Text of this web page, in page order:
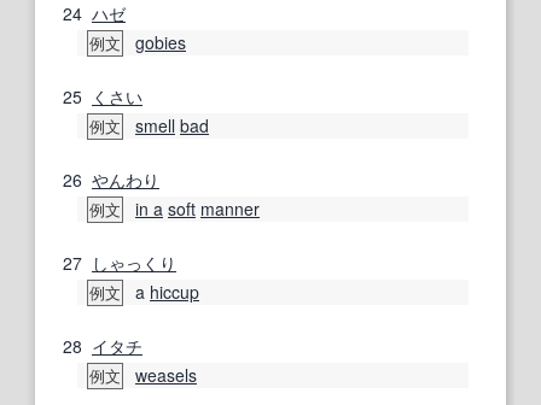
24 ハゼ
例文 gobies
25 くさい
例文 smell bad
26 やんわり
例文 in a soft manner
27 しゃっくり
例文 a hiccup
28 イタチ
例文 weasels